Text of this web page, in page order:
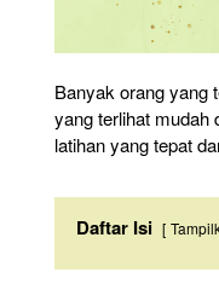
Banyak orang yang
yang terlihat mudah
latihan yang tepat
Daftar Isi